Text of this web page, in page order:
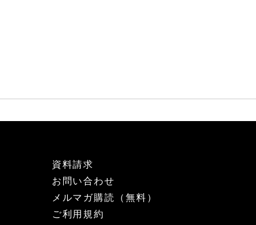
資料請求
お問い合わせ
メルマガ購読（無料）
ご利用規約